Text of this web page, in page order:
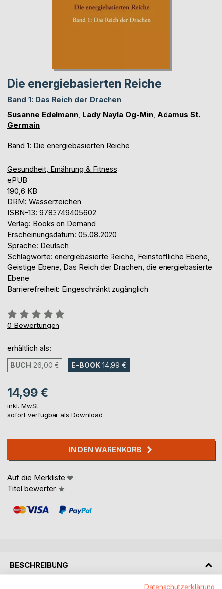
Die energiebasierten Reiche
Band 1: Das Reich der Drachen
Susanne Edelmann Lady Nayla Og-Min Adamus St.
Germain
Band 1: Die energiebasierten Reiche
Gesundheit, Ernährung & Fitness
ePUB
190,6 KB
DRM: Wasserzeichen
ISBN-13: 9783749405602
Verlag: Books on Demand
Erscheinungsdatum: 05.08.2020
Sprache: Deutsch
Schlagworte: energiebasierte Reiche, Feinstoffliche Ebene,
Geistige Ebene, Das Reich der Drachen, die energiebasierte
Ebene
Barrierefreiheit: Eingeschränkt zugänglich
Bewertung::
0%
0 Bewertungen
erhältlich als:
BUCH 26,00 € E-BOOK 14,99 €
14,99 €
inkl. MwSt.
sofort verfügbar als Download
IN DEN WARENKORB
Auf die Merkliste
Titel bewerten
BESCHREIBUNG
Datenschutzerklärung